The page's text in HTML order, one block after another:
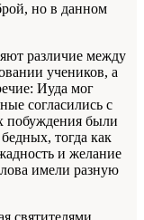
но в данном
различие между
учеников, а
Иуда мог
согласились с
побуждения были
тогда как
и желание
имели разную